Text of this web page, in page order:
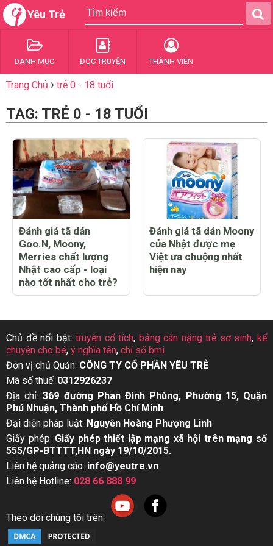
Yêu Trẻ
DANH MỤC ĐỌC TRUYỆN THÀNH VIÊN
Trang Chủ trẻ 0 - 18 tuổi
TAG: TRẺ 0 - 18 TUỔI
Đánh giá tã dán
Goo.N, Moony,
Merries chất lượng
Nhật cao cấp - loại
nào tốt nhất cho trẻ?
Đánh giá tã dán Moony
của Nhật được mẹ
Việt ưa chuộng nhất
hiện nay
Chủ đề nổi bật:truyện cổ tích, bảng cân nặng trẻ sơ sinh,kể
chuyện cho bé, ý nghĩa tên, chỉ số bmi
Đơn vị chủ Quản: CÔNG TY CỔ PHẦN YÊU TRẺ
Mã số thuế: 0312926237
Địa chỉ:369 đường Phan Đình Phùng, Phường 15, Quận
Phú Nhuận, Thành phố Hồ Chí Minh
Đại diện pháp luật: Nguyễn Hoàng Phượng Linh
Giấy phép: Giấy phép thiết lập mạng xã hội trên mạng số
555/GP-BTTTT,HN ngày 19/10/2015.
Liên hệ quảng cáo: info@yeutre.vn
Liên hệ Hotline: 028 66 888 99
Theo dõi chúng tôi trên: